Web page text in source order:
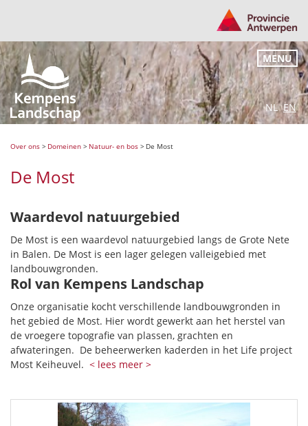
NL EN
MENU
Over ons > Domeinen > Natuur- en bos > De Most
De Most
Waardevol natuurgebied
De Most is een waardevol natuurgebied langs de Grote Nete
in Balen. De Most is een lager gelegen valleigebied met
landbouwgronden.
Rol van Kempens Landschap
Onze organisatie kocht verschillende landbouwgronden in
het gebied de Most. Hier wordt gewerkt aan het herstel van
de vroegere topografie van plassen, grachten en
afwateringen. De beheerwerken kaderden in het Life project
Most Keiheuvel. < lees meer >